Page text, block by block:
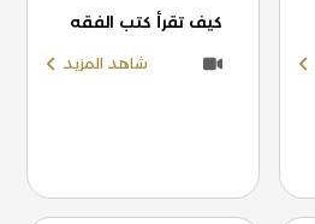
كيف تقرأ كتب الفقه
شاهد المزيد